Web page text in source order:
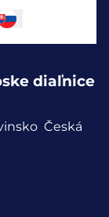
diaľnice
Česká